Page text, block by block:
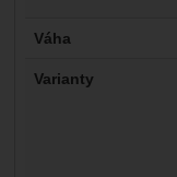
Váha
Varianty